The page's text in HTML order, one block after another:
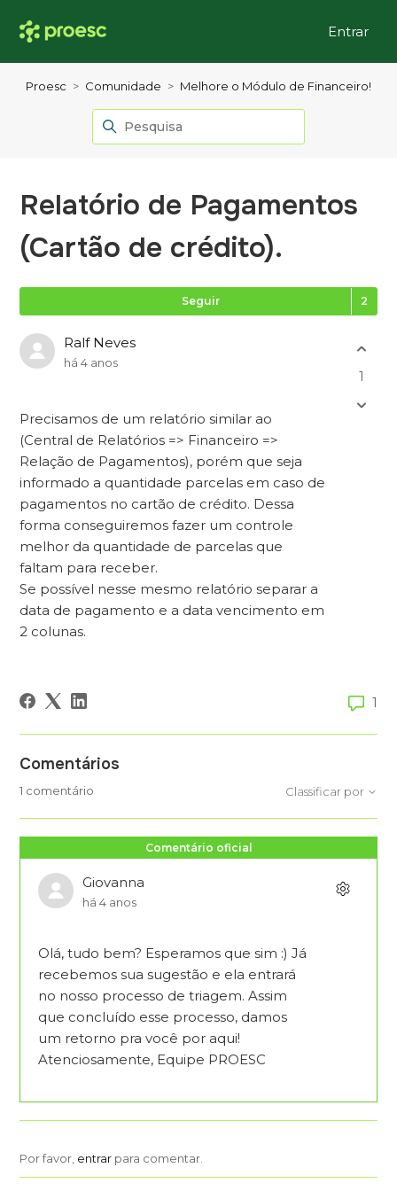
Entrar
Proesc Comunidade Melhore o Módulo de Financeiro!
Relatório de Pagamentos
(Cartão de crédito).
Seguir
Ralf Neves
há 4 anos
Precisamos de um relatório similar ao
(Central de Relatórios => Financeiro =>
Relação de Pagamentos), porém que seja
informado a quantidade parcelas em caso de
pagamentos no cartão de crédito. Dessa
forma conseguiremos fazer um controle
melhor da quantidade de parcelas que
faltam para receber.
Se possível nesse mesmo relatório separar a
data de pagamento e a data vencimento em
2 colunas.
1
1
Comentários
1 comentário Classificar por
Comentário oficial
Giovanna
há 4 anos
Olá, tudo bem? Esperamos que sim :) Já
recebemos sua sugestão e ela entrará
no nosso processo de triagem. Assim
que concluído esse processo, damos
um retorno pra você por aqui!
Atenciosamente, Equipe PROESC
Por favor, entrar para comentar.